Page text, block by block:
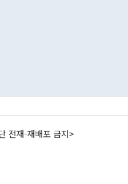
전재-재배포 금지>